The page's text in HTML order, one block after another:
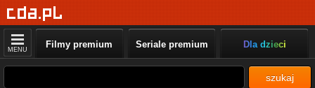
MENU Filmy premium Seriale premium Dla dzieci
szukaj